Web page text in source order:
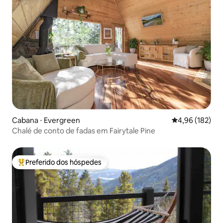
Cabana ⋅ Evergreen 4,96 de uma
4,96 (182)
Chalé de conto de fadas em Fairytale Pine
Entre os melhores preferidos dos hóspedes
Preferido dos hóspedes